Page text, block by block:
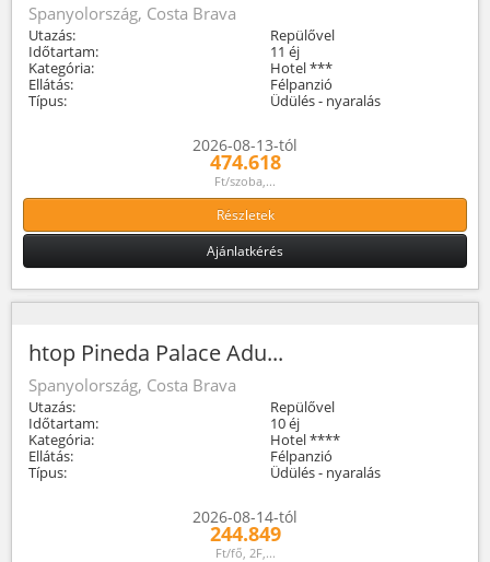
Spanyolország, Costa Brava
Utazás:
Repülővel
Időtartam:
11 éj
Kategória:
Hotel ***
Ellátás:
Félpanzió
Típus:
Üdülés - nyaralás
2026-08-13-tól
474.618
Ft/szoba,...
Részletek
Ajánlatkérés
htop Pineda Palace Adu...
Spanyolország, Costa Brava
Utazás:
Repülővel
Időtartam:
10 éj
Kategória:
Hotel ****
Ellátás:
Félpanzió
Típus:
Üdülés - nyaralás
2026-08-14-tól
244.849
Ft/fő, 2F,...